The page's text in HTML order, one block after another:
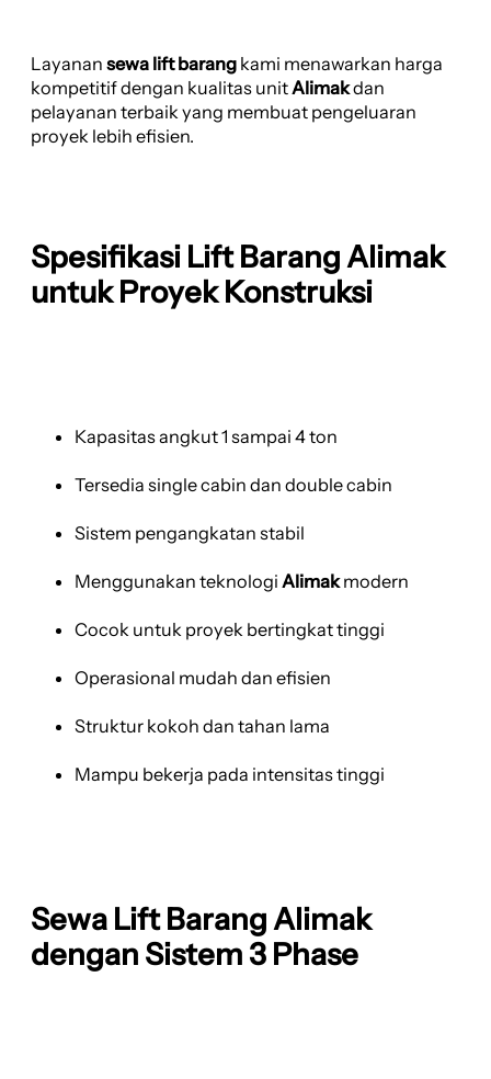
Layanan sewa lift barang kami menawarkan harga
kompetitif dengan kualitas unit Alimakdan
pelayanan terbaik yang membuat pengeluaran
proyek lebih efisien.
Spesifikasi Lift Barang Alimak
untuk Proyek Konstruksi
Kapasitas angkut 1 sampai 4 ton
Tersedia single cabin dan double cabin
Sistem pengangkatan stabil
Menggunakan teknologi Alimakmodern
Cocok untuk proyek bertingkat tinggi
Operasional mudah dan efisien
Struktur kokoh dan tahan lama
Mampu bekerja pada intensitas tinggi
Sewa Lift Barang Alimak
dengan Sistem 3 Phase